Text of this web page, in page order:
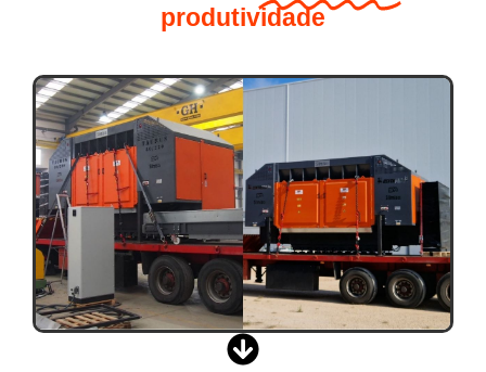
produtividade